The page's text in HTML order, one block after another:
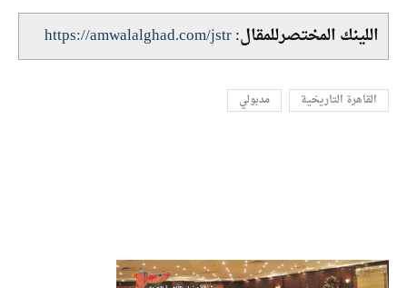
اللينك المختصرللمقال:https://amwalalghad.com/jstr
القاهرة التاريخية مدبولي